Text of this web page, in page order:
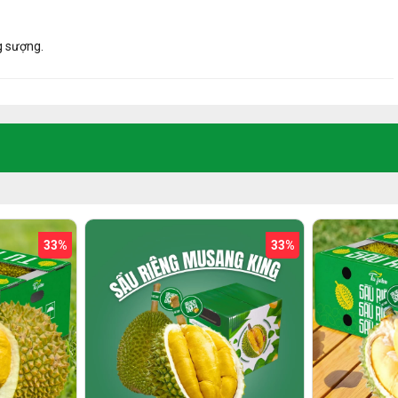
trao tận tay.
tượng người nhận.
thể hiện sự chân thành và tinh tế mà bạn muốn gửi gắm đến
thắc mắc của Quý Khách.
sượng.
33% 33%